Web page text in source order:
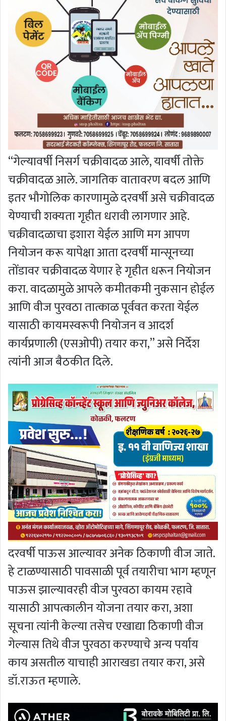
“गेल्यावर्षी निसर्ग चक्रीवादळ आले, यावर्षी तोक्ते
चक्रीवादळ आले. जागतिक वातावरण बदल आणि
इतर भौगोलिक कारणामुळे दरवर्षी असे चक्रीवादळ
येण्याची शक्यता गृहीत धरावी लागणार आहे.
चक्रीवादळाचा इशारा येईल आणि मग आपण
नियोजन करू यापेक्षा आता दरवर्षी मान्सूनच्या
तोंडावर चक्रीवादळ येणार हे गृहीत धरून नियोजन
करा. वादळामुळे आपले कमीतकमी नुकसान होईल
आणि वीज पुरवठा तात्काळ पूर्ववत करता येईल
यासाठी कायमस्वरूपी नियोजन व आदर्श
कार्यप्रणाली (एसओपी) तयार करा,” असे निर्देश
त्यांनी आज बैठकीत दिले.
दरवर्षी पाऊस आल्यावर अनेक ठिकाणी वीज जाते.
हे टाळण्यासाठी पावसाळी पूर्व तयारीचा भाग म्हणून
पाऊस झाल्यावरही वीज पुरवठा कायम रहावे
यासाठी आपत्कालीन योजना तयार करा, अशा
सूचना त्यांनी केल्या तसेच एखाद्या ठिकाणी वीज
गेल्यास तिथे वीज पुरवठा करण्याचे अन्य पर्याय
काय असतील याचाही आराखडा तयार करा, असे
डॉ.राऊत म्हणाले.